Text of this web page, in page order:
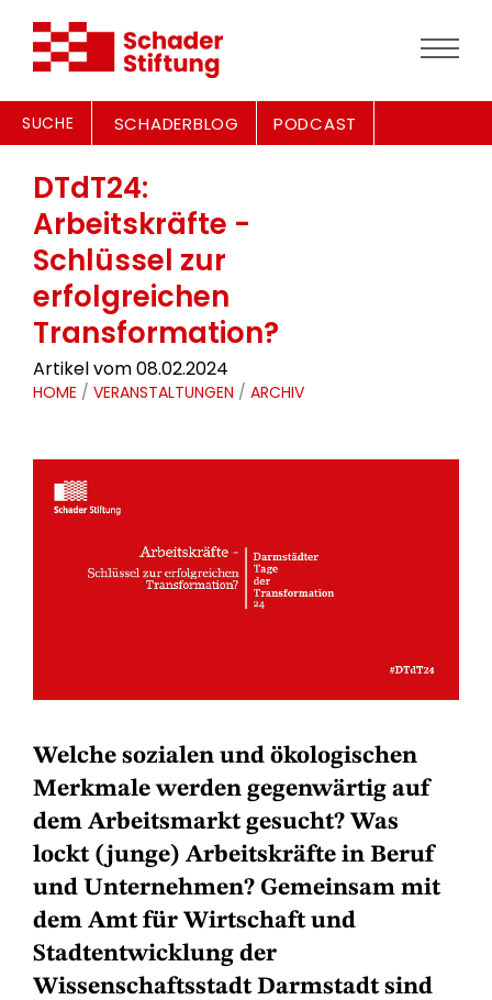
SUCHE SCHADERBLOG PODCAST
DTdT24:
Arbeitskräfte -
Schlüssel zur
erfolgreichen
Transformation?
Artikel vom 08.02.2024
HOME / VERANSTALTUNGEN / ARCHIV
Welche sozialen und ökologischen
Merkmale werden gegenwärtig auf
dem Arbeitsmarkt gesucht? Was
lockt (junge) Arbeitskräfte in Beruf
und Unternehmen? Gemeinsam mit
dem Amt für Wirtschaft und
Stadtentwicklung der
Wissenschaftsstadt Darmstadt sind